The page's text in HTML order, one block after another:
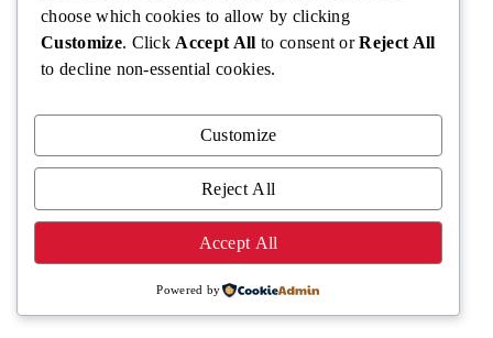
choose which cookies to allow by clicking
Customize. Click Accept All to consent orReject All
to decline non-essential cookies.
Customize
Reject All
Accept All
Powered by